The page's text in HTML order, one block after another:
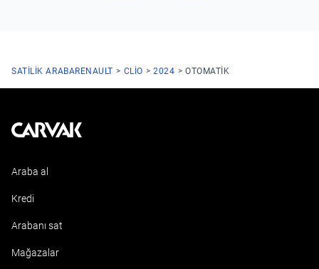
SATILIK ARABARENAULT CLIO 2024 OTOMATIK
Kavak
Araba al
Kredi
Arabanı sat
Mağazalar